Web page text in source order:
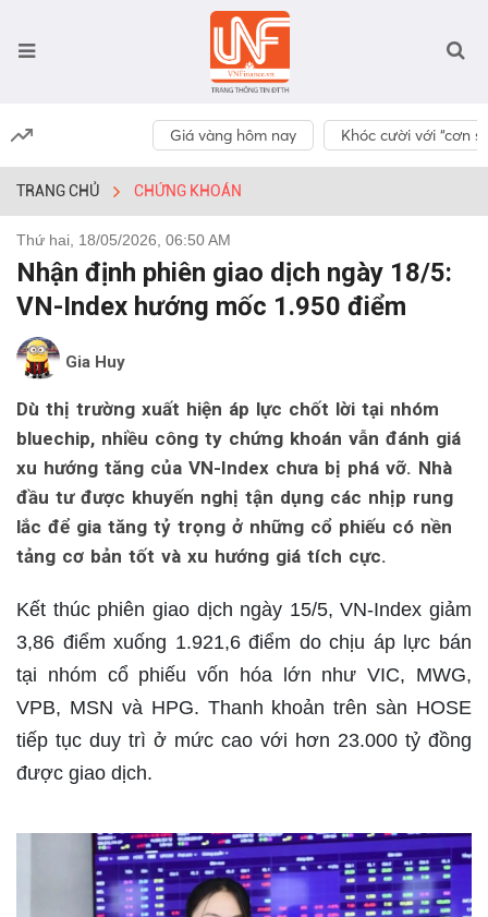
Giá vàng hôm nay Khóc cười với “cơn
TRANG CHỦ CHỨNG KHOÁN
Thứ hai, 18/05/2026, 06:50 AM
Nhận định phiên giao dịch ngày 18/5:
VN-Index hướng mốc 1.950 điểm
Gia Huy
Dù thị trường xuất hiện áp lực chốt lời tại nhóm
bluechip, nhiều công ty chứng khoán vẫn đánh giá
xu hướng tăng của VN-Index chưa bị phá vỡ. Nhà
đầu tư được khuyến nghị tận dụng các nhịp rung
lắc để gia tăng tỷ trọng ở những cổ phiếu có nền
tảng cơ bản tốt và xu hướng giá tích cực.
Kết thúc phiên giao dịch ngày 15/5, VN-Index giảm
3,86 điểm xuống 1.921,6 điểm do chịu áp lực bán
tại nhóm cổ phiếu vốn hóa lớn như VIC, MWG,
VPB, MSN và HPG. Thanh khoản trên sàn HOSE
tiếp tục duy trì ở mức cao với hơn 23.000 tỷ đồng
được giao dịch.